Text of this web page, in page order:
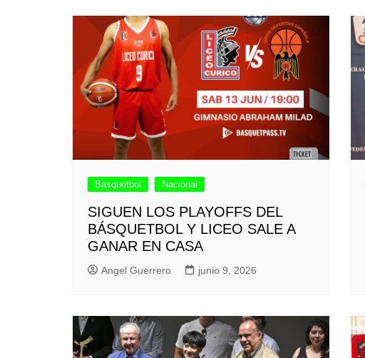
Basquetbol Nacional
SIGUEN LOS PLAYOFFS DEL
BÁSQUETBOL Y LICEO SALE A
GANAR EN CASA
Angel Guerrero junio 9, 2026